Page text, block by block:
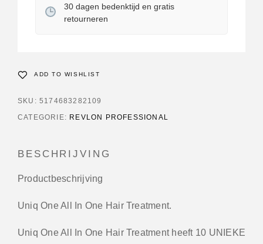
30 dagen bedenktijd en gratis
retourneren
ADD TO WISHLIST
SKU: 5174683282109
CATEGORIE: REVLON PROFESSIONAL
BESCHRIJVING
Productbeschrijving
Uniq One All In One Hair Treatment.
Uniq One All In One Hair Treatment heeft 10 UNIEKE